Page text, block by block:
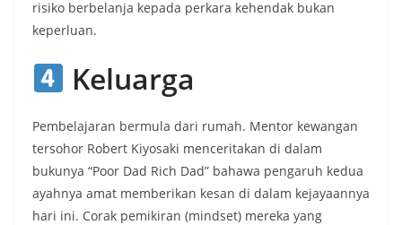
risiko berbelanja kepada perkara kehendak bukan
keperluan.
Keluarga
Pembelajaran bermula dari rumah. Mentor kewangan
tersohor Robert Kiyosaki menceritakan di dalam
bukunya “Poor Dad Rich Dad” bahawa pengaruh kedua
ayahnya amat memberikan kesan di dalam kejayaannya
hari ini. Corak pemikiran (mindset) mereka yang